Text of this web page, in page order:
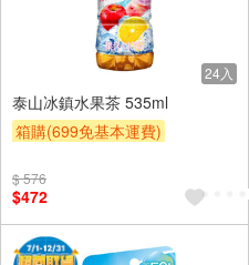
24入
泰山冰鎮水果茶 535ml
箱購(699免基本運費)
$ 576
$472